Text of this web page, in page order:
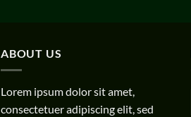
ABOUT US
Lorem ipsum dolor sit amet,
consectetuer adipiscing elit, sed